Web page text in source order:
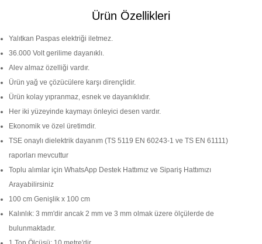
Ürün Özellikleri
Yalıtkan Paspas elektriği iletmez.
36.000 Volt gerilime dayanıklı.
Alev almaz özelliği vardır.
Ürün yağ ve çözücülere karşı dirençlidir.
Ürün kolay yıpranmaz, esnek ve dayanıklıdır.
Her iki yüzeyinde kaymayı önleyici desen vardır.
Ekonomik ve özel üretimdir.
TSE onaylı dielektrik dayanım (TS 5119 EN 60243-1 ve TS EN 61111)
raporları mevcuttur
Toplu alımlar için WhatsApp Destek Hattımız ve Sipariş Hattımızı
Arayabilirsiniz
100 cm Genişlik x 100 cm
Kalınlık: 3 mm'dir ancak 2 mm ve 3 mm olmak üzere ölçülerde de
bulunmaktadır.